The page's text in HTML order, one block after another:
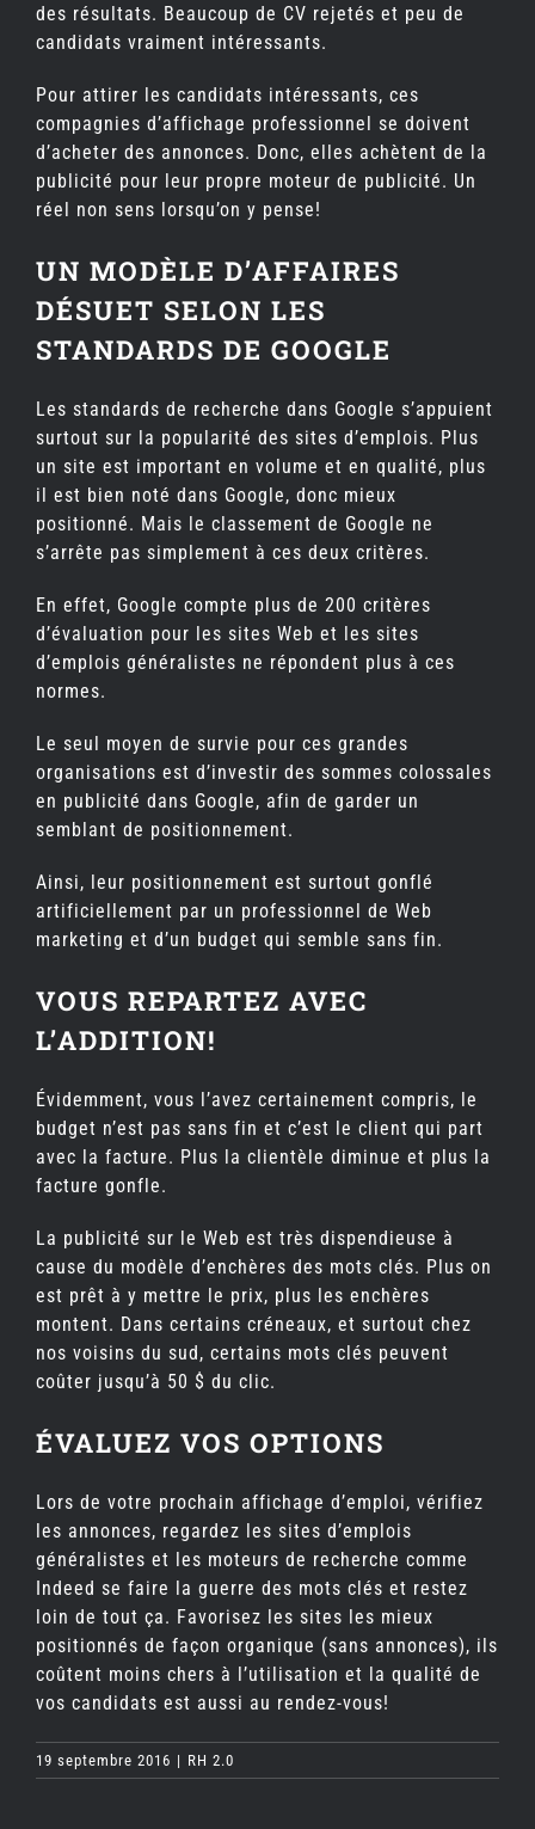
des résultats. Beaucoup de CV rejetés et peu de
candidats vraiment intéressants.
Pour attirer les candidats intéressants, ces
compagnies d’affichage professionnel se doivent
d’acheter des annonces. Donc, elles achètent de la
publicité pour leur propre moteur de publicité. Un
réel non sens lorsqu’on y pense!
UN MODÈLE D’AFFAIRES
DÉSUET SELON LES
STANDARDS DE GOOGLE
Les standards de recherche dans Google s’appuient
surtout sur la popularité des sites d’emplois. Plus
un site est important en volume et en qualité, plus
il est bien noté dans Google, donc mieux
positionné. Mais le classement de Google ne
s’arrête pas simplement à ces deux critères.
En effet, Google compte plus de 200 critères
d’évaluation pour les sites Web et les sites
d’emplois généralistes ne répondent plus à ces
normes.
Le seul moyen de survie pour ces grandes
organisations est d’investir des sommes colossales
en publicité dans Google, afin de garder un
semblant de positionnement.
Ainsi, leur positionnement est surtout gonflé
artificiellement par un professionnel de Web
marketing et d’un budget qui semble sans fin.
VOUS REPARTEZ AVEC
L’ADDITION!
Évidemment, vous l’avez certainement compris, le
budget n’est pas sans fin et c’est le client qui part
avec la facture. Plus la clientèle diminue et plus la
facture gonfle.
La publicité sur le Web est très dispendieuse à
cause du modèle d’enchères des mots clés. Plus on
est prêt à y mettre le prix, plus les enchères
montent. Dans certains créneaux, et surtout chez
nos voisins du sud, certains mots clés peuvent
coûter jusqu’à 50 $ du clic.
ÉVALUEZ VOS OPTIONS
Lors de votre prochain affichage d’emploi, vérifiez
les annonces, regardez les sites d’emplois
généralistes et les moteurs de recherche comme
Indeed se faire la guerre des mots clés et restez
loin de tout ça. Favorisez les sites les mieux
positionnés de façon organique (sans annonces), ils
coûtent moins chers à l’utilisation et la qualité de
vos candidats est aussi au rendez-vous!
19 septembre 2016 | RH 2.0